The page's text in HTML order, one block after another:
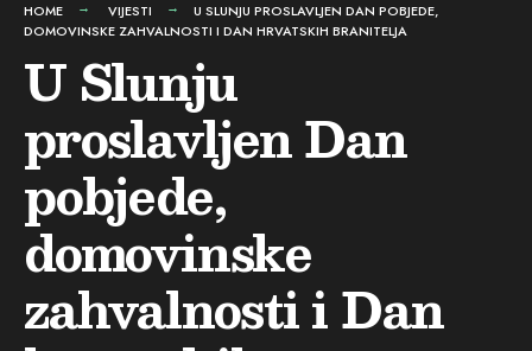
HOME VIJESTI
U SLUNJU PROSLAVLJEN DAN POBJEDE,
DOMOVINSKE ZAHVALNOSTI I DAN HRVATSKIH BRANITELJA
U Slunju
proslavljen Dan
pobjede,
domovinske
zahvalnosti i Dan